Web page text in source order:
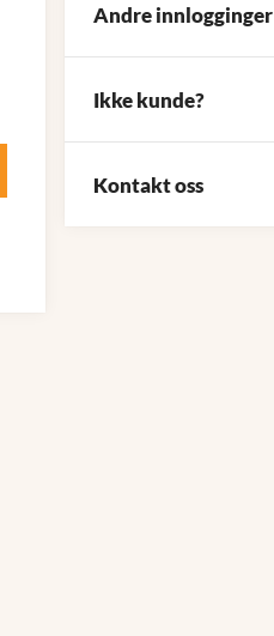
Andre innlogginger
Ikke kunde?
Kontakt oss